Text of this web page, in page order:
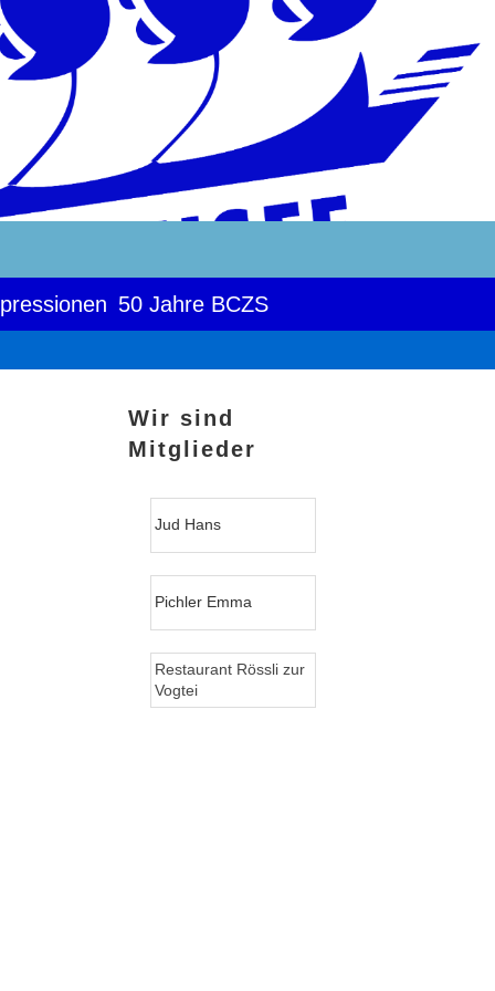
50 Jahre BCZS
Wir sind
Mitglieder
Jud Hans
Pichler Emma
Restaurant Rössli zur
Vogtei